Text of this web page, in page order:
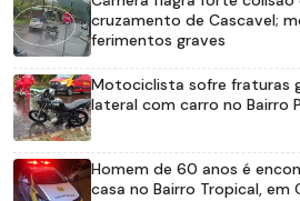
cruzamento de Cascavel;
ferimentos graves
Motociclista sofre fraturas
lateral com carro no Bairro
Homem de 60 anos é
casa no Bairro Tropical, em